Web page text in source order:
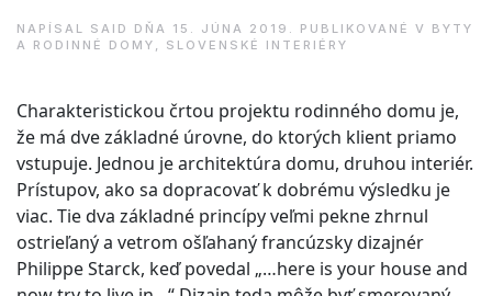
NAPÍSAL SAID DŇA 15. JÚNA 2019 . PUBLIKOVANÉ V BYTY
A RODINNÉ DOMY , SLOVENSKÉ INTERIÉRY
Charakteristickou črtou projektu rodinného domu je,
že má dve základné úrovne, do ktorých klient priamo
vstupuje. Jednou je architektúra domu, druhou interiér.
Prístupov, ako sa dopracovať k dobrému výsledku je
viac. Tie dva základné princípy veľmi pekne zhrnul
ostrieľaný a vetrom ošľahaný francúzsky dizajnér
Philippe Starck, keď povedal „…here is your house and